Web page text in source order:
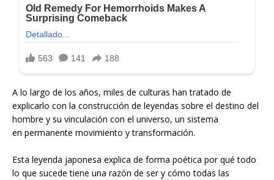
A lo largo de los años, miles de culturas han tratado de
explicarlo con la construcción de leyendas sobre el destino del
hombre y su vinculación con el universo, un sistema
en permanente movimiento y transformación.
Esta leyenda japonesa explica de forma poética por qué todo
lo que sucede tiene una razón de ser y cómo todas las